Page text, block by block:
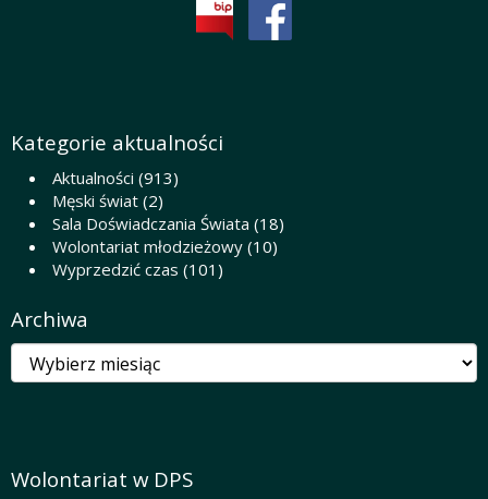
Kategorie aktualności
Aktualności (913)
Męski świat (2)
Sala Doświadczania Świata (18)
Wolontariat młodzieżowy (10)
Wyprzedzić czas (101)
Archiwa
Archiwa
Wolontariat w DPS